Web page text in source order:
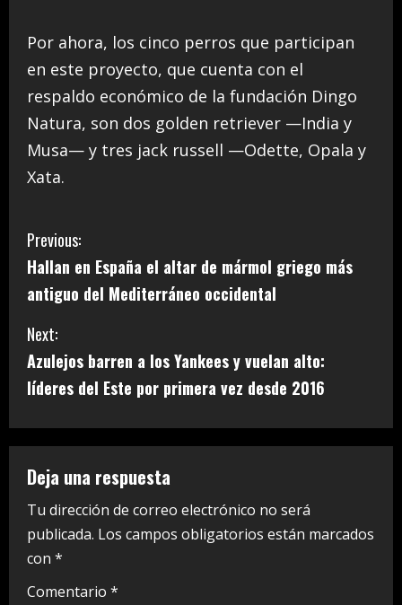
Por ahora, los cinco perros que participan
en este proyecto, que cuenta con el
respaldo económico de la fundación Dingo
Natura, son dos golden retriever —India y
Musa— y tres jack russell —Odette, Opala y
Xata.
C
o
n
t
i
n
u
e
R
e
Previous:
Hallan en España el altar de mármol griego más
antiguo del Mediterráneo occidental
Next:
Azulejos barren a los Yankees y vuelan alto:
líderes del Este por primera vez desde 2016
Deja una respuesta
Tu dirección de correo electrónico no será
publicada. Los campos obligatorios están marcados
con *
Comentario *